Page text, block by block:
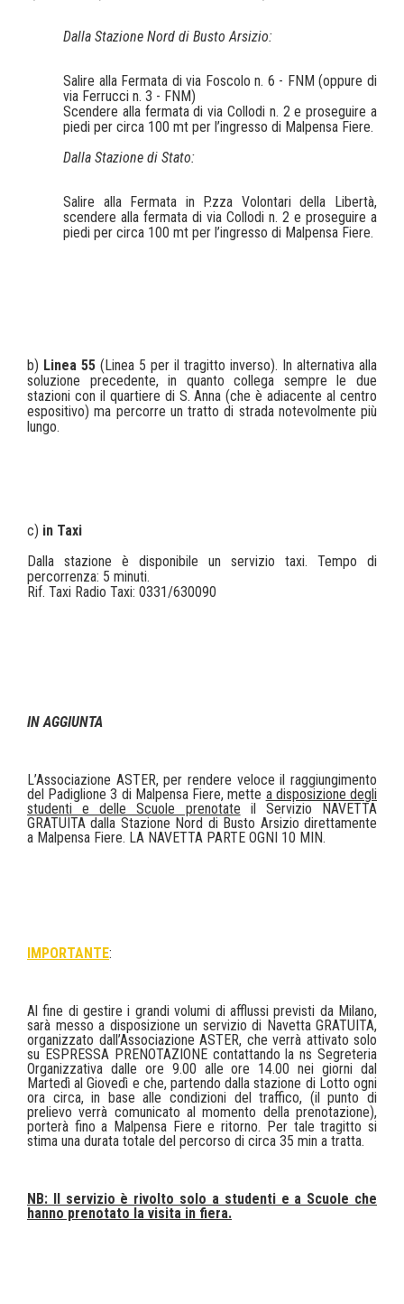
Dalla Stazione Nord di Busto Arsizio:
Salire alla Fermata di via Foscolo n. 6 - FNM (oppure di
via Ferrucci n. 3 - FNM)
Scendere alla fermata di via Collodi n. 2 e proseguire a
piedi per circa 100 mt per l’ingresso di Malpensa Fiere.
Dalla Stazione di Stato:
Salire alla Fermata in P.zza Volontari della Libertà,
scendere alla fermata di via Collodi n. 2 e proseguire a
piedi per circa 100 mt per l’ingresso di Malpensa Fiere.
b) Linea 55 (Linea 5 per il tragitto inverso). In alternativa alla
soluzione precedente, in quanto collega sempre le due
stazioni con il quartiere di S. Anna (che è adiacente al centro
espositivo) ma percorre un tratto di strada notevolmente più
lungo.
c) in Taxi
Dalla stazione è disponibile un servizio taxi. Tempo di
percorrenza: 5 minuti.
Rif. Taxi Radio Taxi: 0331/630090
IN AGGIUNTA
L’Associazione ASTER, per rendere veloce il raggiungimento
del Padiglione 3 di Malpensa Fiere, mette a disposizione degli
studenti e delle Scuole prenotate il Servizio NAVETTA
GRATUITA dalla Stazione Nord di Busto Arsizio direttamente
a Malpensa Fiere. LA NAVETTA PARTE OGNI 10 MIN.
IMPORTANTE:
Al fine di gestire i grandi volumi di afflussi previsti da Milano,
sarà messo a disposizione un servizio di Navetta GRATUITA,
organizzato dall’Associazione ASTER, che verrà attivato solo
su ESPRESSA PRENOTAZIONE contattando la ns Segreteria
Organizzativa dalle ore 9.00 alle ore 14.00 nei giorni dal
Martedì al Giovedì e che, partendo dalla stazione di Lotto ogni
ora circa, in base alle condizioni del traffico, (il punto di
prelievo verrà comunicato al momento della prenotazione),
porterà fino a Malpensa Fiere e ritorno. Per tale tragitto si
stima una durata totale del percorso di circa 35 min a tratta.
NB: Il servizio è rivolto solo a studenti e a Scuole che
hanno prenotato la visita in fiera.